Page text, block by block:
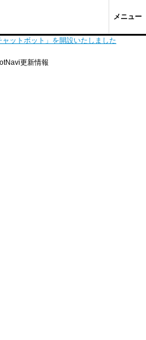
メニュー
ットボット」を開設いたしました
更新情報